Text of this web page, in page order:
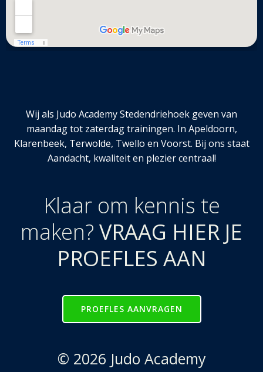
Wij als Judo Academy Stedendriehoek geven van
maandag tot zaterdag trainingen. In Apeldoorn,
Klarenbeek, Terwolde, Twello en Voorst. Bij ons staat
Aandacht, kwaliteit en plezier centraal!
Klaar om kennis te
maken? VRAAG HIER JE
PROEFLES AAN
PROEFLES AANVRAGEN
© 2026 Judo Academy